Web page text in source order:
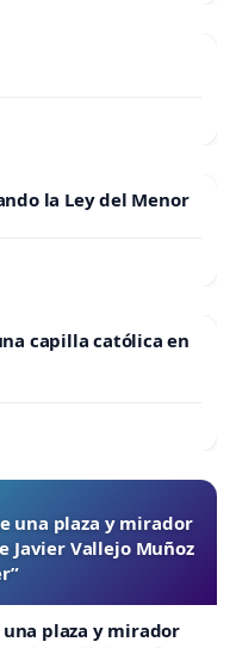
la Ley del Menor
capilla católica en
una plaza y mirador
Javier Vallejo Muñoz
plaza y mirador